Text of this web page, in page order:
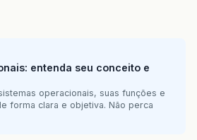
entenda seu conceito e
operacionais, suas funções e
forma clara e objetiva. Não perca